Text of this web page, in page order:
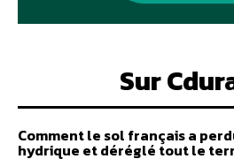
Sur
Comment le sol français a
hydrique et déréglé tout le